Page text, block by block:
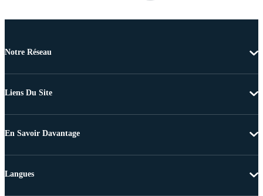
Notre Réseau
Liens Du Site
En Savoir Davantage
Langues